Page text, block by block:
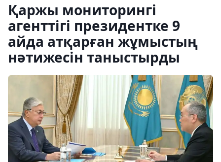
Қаржы мониторингі
агенттігі президентке 9
айда атқарған жұмыстың
нәтижесін таныстырды